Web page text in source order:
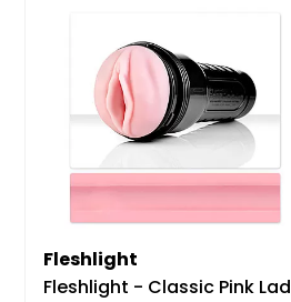
Fleshlight
Fleshlight - Classic Pink Lady, Original